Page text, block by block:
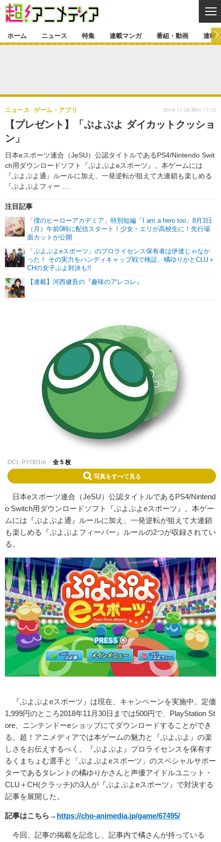
ゲーム・アプリ マンガ
声優 コスプレ
舞台 新帝スタ
特集一覧 カバー
連載マンガ
連載マンガ一覧
番組・動画
動画
連載・ブログ
連載・ブログ一覧 コラム
編集部ブログ・お知らせ
ホーム ニュース 特集 連載マンガ 番組・動画 連載
【プレゼント】「ぷよぷよ ダイカットクッショ
ン」
日本eスポーツ連合（JeSU）公認タイトルであるPS4/Nintendo Swit
ch用ダウンロードソフト『ぷよぷよeスポーツ』。本ゲームには
『ぷよぷよ通』ルールに加え、一発逆転が狙えて大連鎖も楽しめる
『ぷよぷよフィー …
ニュース ゲーム・アプリ
注目記事
「僕のヒーローアカデミア」特別短編「I am a hero too」8月3日
（月）午前0時に配信スタート！少女・エリが高校生に！先行場
面カットが公開
「ぷよぷよeスポーツ」のプロライセンス保有者は伊達じゃなか
った！ その実力をハンディキャップ戦で検証、橘ゆりかとCLU＋
CHの女子ぷよ対決も!!
【連載】河西健吾の『趣味のアレコレ』
2018.11.26 Mon 11:12
DCL-PYO01re 全 5 枚
写真をすべて見る
日本eスポーツ連合（JeSU）公認タイトルであるPS4/Nintend
o Switch用ダウンロードソフト『ぷよぷよeスポーツ』。本ゲー
ムには『ぷよぷよ通』ルールに加え、一発逆転が狙えて大連鎖
も楽しめる『ぷよぷよフィーバー』ルールの2つが収録されてい
る。
『ぷよぷよeスポーツ』は現在、キャンペーンを実施中。定価
1,999円のところ2018年11月30日までは500円で、PlayStation St
ore、ニンテンドーeショップにてダウンロードすることができ
る。超！アニメディアでは本ゲームの魅力と『ぷよぷよ』の楽
しさをお伝えするべく、『ぷよぷよ』プロライセンスを保有す
るくまちょむ選手と「ぷよぷよeスポーツ」のスペシャルサポー
ターであるタレントの橘ゆりかさんと声優アイドルユニット・
CLU＋CH(クラッチ)の3人が『ぷよぷよeスポーツ』で対決する
記事を展開した。
記事はこちら→ https://cho-animedia.jp/game/67495/
今回、記事の掲載を記念し、記事内で橘さんが持っている